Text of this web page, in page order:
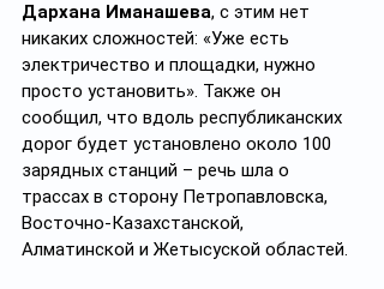
Дархана Иманашева, с этим нет
никаких сложностей: «Уже есть
электричество и площадки, нужно
просто установить». Также он
сообщил, что вдоль республиканских
дорог будет установлено около 100
зарядных станций – речь шла о
трассах в сторону Петропавловска,
Восточно-Казахстанской,
Алматинской и Жетысуской областей.